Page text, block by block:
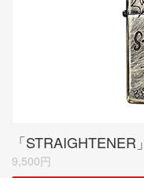
9,500円